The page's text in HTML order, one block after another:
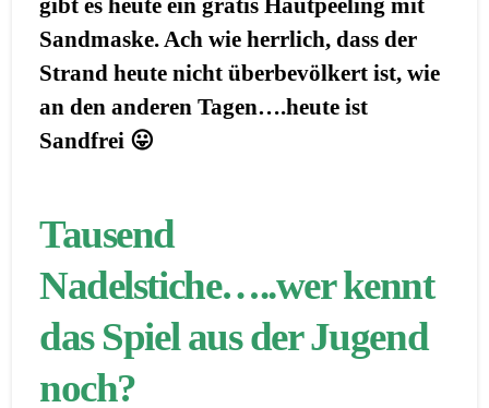
gibt es heute ein gratis Hautpeeling mit
Sandmaske. Ach wie herrlich, dass der
Strand heute nicht überbevölkert ist, wie
an den anderen Tagen….heute ist
Sandfrei 😛
Tausend
Nadelstiche…..wer kennt
das Spiel aus der Jugend
noch?